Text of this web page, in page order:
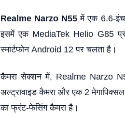
Realme Narzo N55 में एक 6.6-इंच
इसमें एक MediaTek Helio G85
स्मार्टफोन Android 12 पर चलता है।
कैमरा सेक्शन में, Realme Narzo
अल्ट्रावाइड कैमरा और एक 2
का फ्रंट-फेसिंग कैमरा है।